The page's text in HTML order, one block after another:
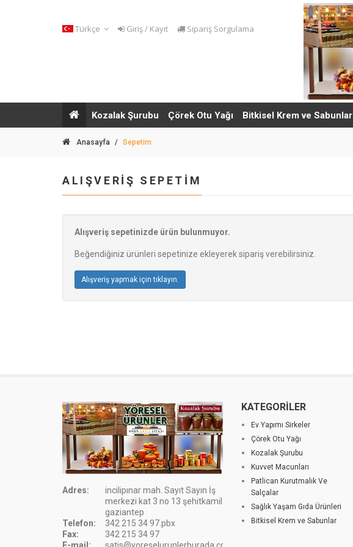
Türkçe Giriş / Kayıt Sipariş Sorgulama
Kozalak Şurubu Çörek Otu Yağı Bitkisel Krem ve Sabunlar
Anasayfa / Sepetim
ALIŞVERİŞ SEPETİM
Alışveriş sepetinizde ürün bulunmuyor.
Beğendiğiniz ürünleri sepetinize ekleyerek sipariş verebilirsiniz.
Alışveriş yapmak için tıklayın.
Adres:
incilipınar mah. Sayıt Sayın İş
merkezi kat 3 no 13 şehitkamil
gaziantep
Telefon:
342 215 34 97.pbx
Fax:
342 215 34 97
E-mail:
satis@yoreselurunlerburada.com
KATEGORİLER
Ev Yapımı Sirkeler
Çörek Otu Yağı
Kozalak Şurubu
Kuvvet Macunları
Patlican Kurutmalık Ve
Salçalar
Sağlık Yaşam Gıda Ürünleri
Bitkisel Krem ve Sabunlar